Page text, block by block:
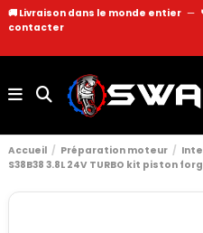
🚚 Livraison dans le monde entier —
contacter
Accueil Préparation moteur
S38B38 3.8L 24V TURBO kit piston